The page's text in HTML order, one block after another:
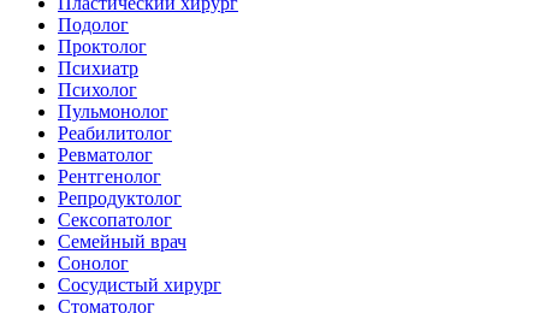
Подолог
Проктолог
Психиатр
Психолог
Пульмонолог
Реабилитолог
Ревматолог
Рентгенолог
Репродуктолог
Сексопатолог
Семейный врач
Сонолог
Сосудистый хирург
Стоматолог